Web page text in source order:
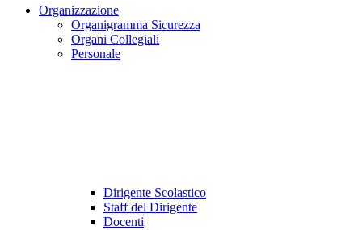
Organizzazione
Organigramma Sicurezza
Organi Collegiali
Personale
Dirigente Scolastico
Staff del Dirigente
Docenti